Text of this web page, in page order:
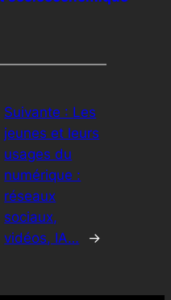
Suivante : Les
jeunes et leurs
usages du
numérique :
réseaux
sociaux,
vidéos, IA…
→